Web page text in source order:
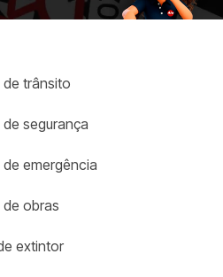
trânsito
segurança
emergência
obras
extintor